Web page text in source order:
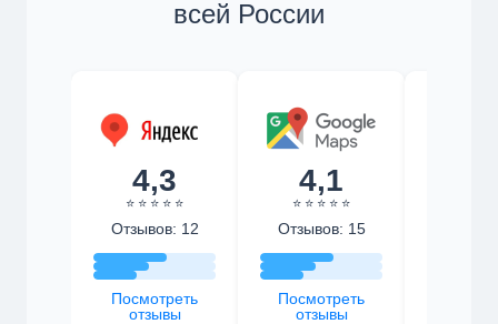
всей России
4,3
⭐ ⭐ ⭐ ⭐ ⭐
Отзывов: 12
Посмотреть
отзывы
4,1
⭐ ⭐ ⭐ ⭐ ⭐
Отзывов: 15
Посмотреть
отзывы